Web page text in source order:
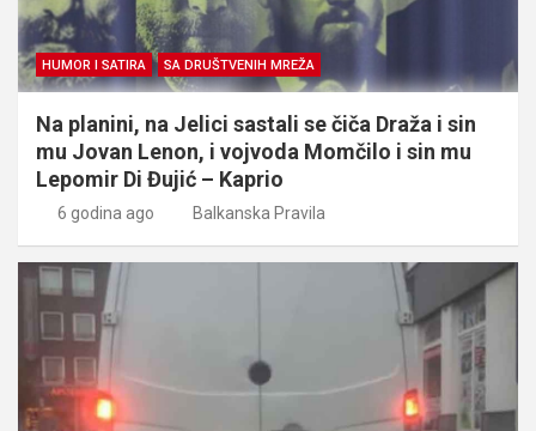
HUMOR I SATIRA SA DRUŠTVENIH MREŽA
Na planini, na Jelici sastali se čiča Draža i sin
mu Jovan Lenon, i vojvoda Momčilo i sin mu
Lepomir Di Đujić – Kaprio
6 godina ago Balkanska Pravila